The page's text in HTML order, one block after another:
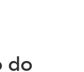
do